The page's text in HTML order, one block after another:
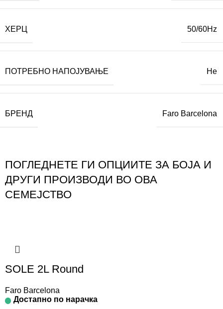
ХЕРЦ 50/60Hz
ПОТРЕБНО НАПОЈУВАЊЕ Не
БРЕНД Faro Barcelona
ПОГЛЕДНЕТЕ ГИ ОПЦИИТЕ ЗА БОЈА И
ДРУГИ ПРОИЗВОДИ ВО ОВА
СЕМЕЈСТВО
SOLE 2L Round
Faro Barcelona
Достапно по нарачка